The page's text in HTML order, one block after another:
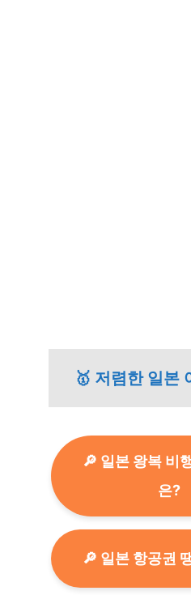
🥇 저렴한 일본
🔎 일본 왕복 비
은?
🔎 일본 항공권